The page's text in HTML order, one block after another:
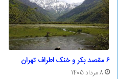
۶ مقصد بکر و خنک اطراف تهران
8 مرداد 1405